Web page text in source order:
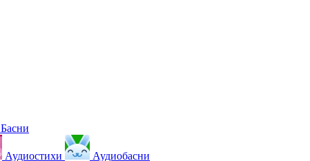
Басни
Аудиостихи Аудиобасни